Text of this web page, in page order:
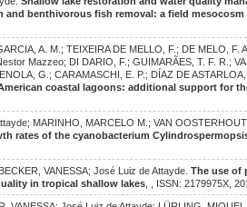
benthivorous fish removal: a field mesocosm
A. M.; TEIXEIRA DE MELLO, F.; DE MELO, F.
Mazzeo; DI DARIO, F.; GUIMARÃES, T. F. R.;
G.; CARAMASCHI, E. P.; DÍAZ DE
coastal lagoons: additional support for
MARINHO, MARCELO M.; VAN
rates of the cyanobacterium
VANESSA; José Luiz de Attayde. The use of
in tropical shallow lakes , , ISSN: 2179975X,